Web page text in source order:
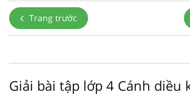
Trang trước
Giải bài tập lớp 4 Cánh diều